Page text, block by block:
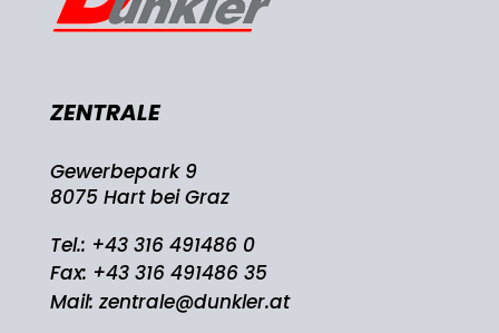
ZENTRALE
Gewerbepark 9
8075 Hart bei Graz
Tel.: +43 316 491486 0
Fax: +43 316 491486 35
Mail: zentrale@dunkler.at